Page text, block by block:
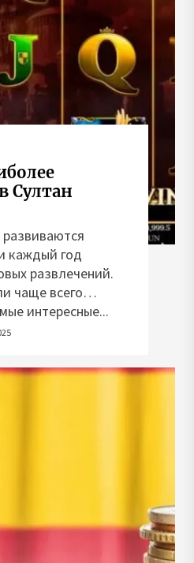
Султан
каждый год
развлечений.
чаще всего
интересные...